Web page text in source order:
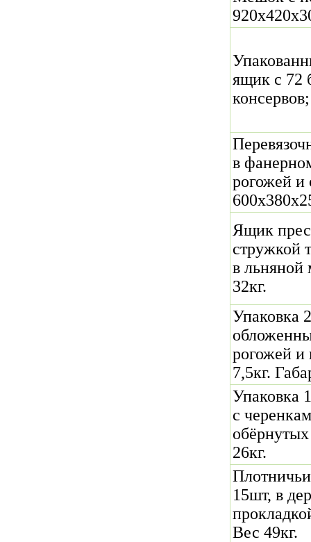
ящик с 72
в
рогожей и
Ящик
стружкой
в льняной
32кг.
Упаковка
рогожей и
7,5кг.
Упаковка
с
26кг.
15шт, в
Вес 49кг.